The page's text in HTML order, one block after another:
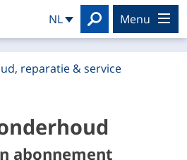
NL
Search
menu
reparatie & service
abonnement